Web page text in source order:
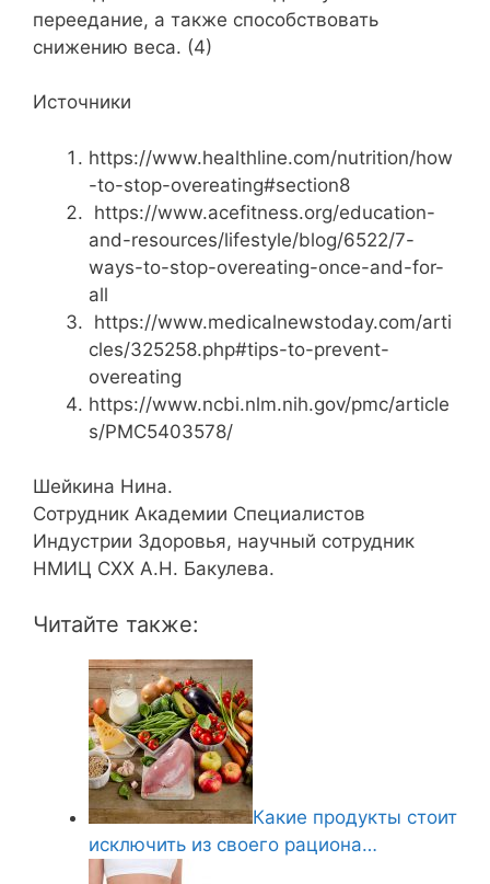
переедание, а также способствовать
снижению веса. (4)
Источники
https://www.healthline.com/nutrition/how
-to-stop-overeating#section8
https://www.acefitness.org/education-
and-resources/lifestyle/blog/6522/7-
ways-to-stop-overeating-once-and-for-
all
https://www.medicalnewstoday.com/arti
cles/325258.php#tips-to-prevent-
overeating
https://www.ncbi.nlm.nih.gov/pmc/article
s/PMC5403578/
Шейкина Нина.
Сотрудник Академии Специалистов
Индустрии Здоровья, научный сотрудник
НМИЦ СХХ А.Н. Бакулева.
Читайте также:
Какие продукты стоит
исключить из своего рациона…